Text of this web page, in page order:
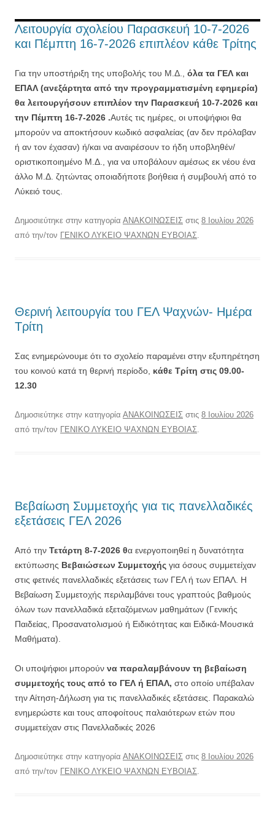
Λειτουργία σχολείου Παρασκευή 10-7-2026
και Πέμπτη 16-7-2026 επιπλέον κάθε Τρίτης
Για την υποστήριξη της υποβολής του Μ.Δ., όλα τα ΓΕΛ και
ΕΠΑΛ (ανεξάρτητα από την προγραμματισμένη εφημερία)
θα λειτουργήσουν επιπλέον την Παρασκευή 10-7-2026 και
την Πέμπτη 16-7-2026 .Αυτές τις ημέρες, οι υποψήφιοι θα
μπορούν να αποκτήσουν κωδικό ασφαλείας (αν δεν πρόλαβαν
ή αν τον έχασαν) ή/και να αναιρέσουν το ήδη υποβληθέν/
οριστικοποιημένο Μ.Δ., για να υποβάλουν αμέσως εκ νέου ένα
άλλο Μ.Δ. ζητώντας οποιαδήποτε βοήθεια ή συμβουλή από το
Λύκειό τους.
Δημοσιεύτηκε στην κατηγορία ΑΝΑΚΟΙΝΩΣΕΙΣ στις 8 Ιουλίου 2026
από την/τον ΓΕΝΙΚΟ ΛΥΚΕΙΟ ΨΑΧΝΩΝ ΕΥΒΟΙΑΣ
Θερινή λειτουργία του ΓΕΛ Ψαχνών- Ημέρα
Τρίτη
Σας ενημερώνουμε ότι το σχολείο παραμένει στην εξυπηρέτηση
του κοινού κατά τη θερινή περίοδο, κάθε Τρίτη στις 09.00-
12.30
Δημοσιεύτηκε στην κατηγορία ΑΝΑΚΟΙΝΩΣΕΙΣ στις 8 Ιουλίου 2026
από την/τον ΓΕΝΙΚΟ ΛΥΚΕΙΟ ΨΑΧΝΩΝ ΕΥΒΟΙΑΣ
Βεβαίωση Συμμετοχής για τις πανελλαδικές
εξετάσεις ΓΕΛ 2026
Από την Τετάρτη 8-7-2026 θα ενεργοποιηθεί η δυνατότητα
εκτύπωσης Βεβαιώσεων Συμμετοχής για όσους συμμετείχαν
στις φετινές πανελλαδικές εξετάσεις των ΓΕΛ ή των ΕΠΑΛ. Η
Βεβαίωση Συμμετοχής περιλαμβάνει τους γραπτούς βαθμούς
όλων των πανελλαδικά εξεταζόμενων μαθημάτων (Γενικής
Παιδείας, Προσανατολισμού ή Ειδικότητας και Ειδικά-Μουσικά
Μαθήματα).
Οι υποψήφιοι μπορούν να παραλαμβάνουν τη βεβαίωση
συμμετοχής τους από το ΓΕΛ ή ΕΠΑΛ, στο οποίο υπέβαλαν
την Αίτηση-Δήλωση για τις πανελλαδικές εξετάσεις. Παρακαλώ
ενημερώστε και τους αποφοίτους παλαιότερων ετών που
συμμετείχαν στις Πανελλαδικές 2026
Δημοσιεύτηκε στην κατηγορία ΑΝΑΚΟΙΝΩΣΕΙΣ στις 8 Ιουλίου 2026
από την/τον ΓΕΝΙΚΟ ΛΥΚΕΙΟ ΨΑΧΝΩΝ ΕΥΒΟΙΑΣ